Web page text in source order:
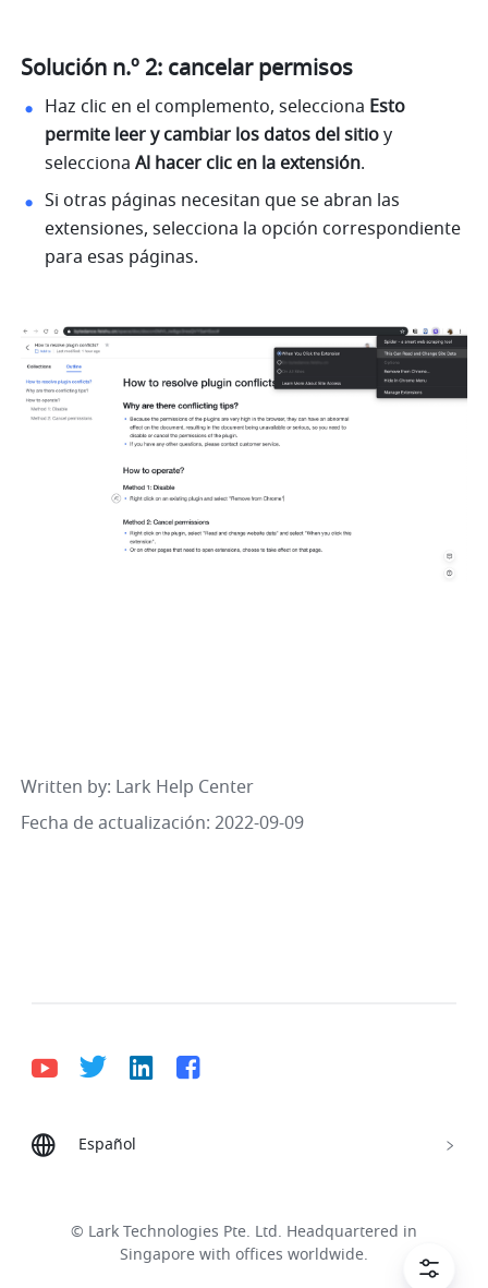
Solución n.º 2: cancelar permisos
Haz clic en el complemento, selecciona Esto
permite leer y cambiar los datos del sitio y
selecciona Al hacer clic en la extensión.
Si otras páginas necesitan que se abran las
extensiones, selecciona la opción correspondiente
para esas páginas.
Written by: Lark Help Center
Fecha de actualización: 2022-09-09
Español
Tiếng Việt
ไทย 한국어 日本語
中文
© Lark Technologies Pte. Ltd. Headquartered in
Singapore with offices worldwide.